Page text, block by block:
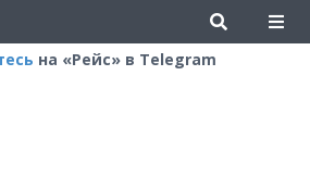
на «Рейс» в Telegram